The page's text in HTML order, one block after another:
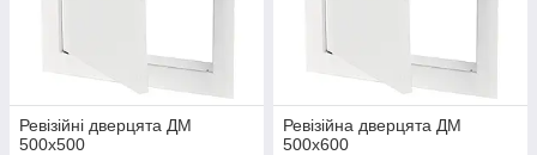
Ревізійні дверцята ДМ
500х500
Ревізійна дверцята ДМ
500х600